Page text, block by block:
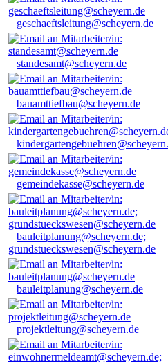
geschaeftsleitung@scheyern.de
standesamt@scheyern.de
bauamttiefbau@scheyern.de
gemeindekasse@scheyern.de
bauleitplanung@scheyern.de;
grundstueckswesen@scheyern.de
bauleitplanung@scheyern.de
projektleitung@scheyern.de